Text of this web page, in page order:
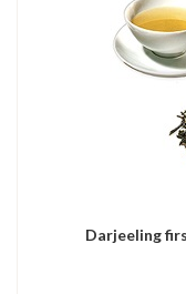
Darjeeling